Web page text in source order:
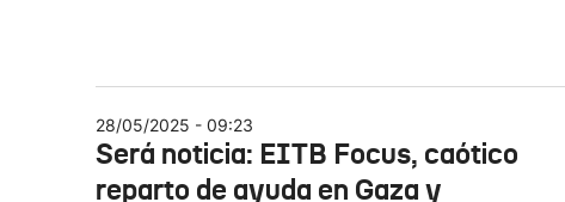
28/05/2025 - 09:23
Será noticia: EITB Focus, caótico
reparto de ayuda en Gaza y